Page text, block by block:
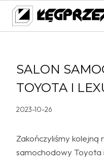
Przejdź
treści
SALON
TOYOTA I
2023-10-26
Zakończyliśmy kolejną
samochodowy Toyota